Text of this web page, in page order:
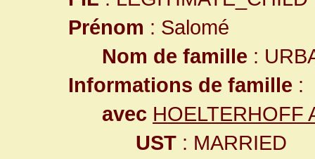
Prénom : Salomé
Nom de famille :
Informations de famille :
avec HOELTERHOFF
UST : MARRIED